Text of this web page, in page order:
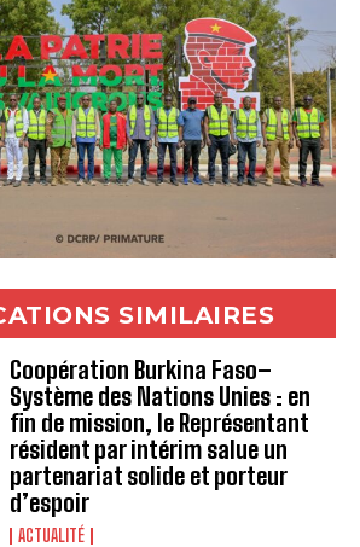
SIMILAIRES
Coopération Burkina Faso–
Système des Nations Unies : en
fin de mission, le Représentant
résident par intérim salue un
partenariat solide et porteur
d’espoir
ACTUALITÉ